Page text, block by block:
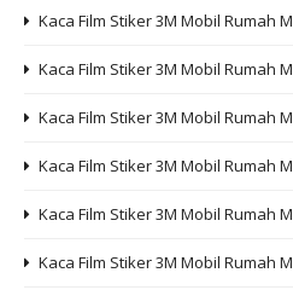
Kaca Film Stiker 3M Mobil Rumah
Kaca Film Stiker 3M Mobil Rumah
Kaca Film Stiker 3M Mobil Rumah
Kaca Film Stiker 3M Mobil Rumah
Kaca Film Stiker 3M Mobil Rumah
Kaca Film Stiker 3M Mobil Rumah